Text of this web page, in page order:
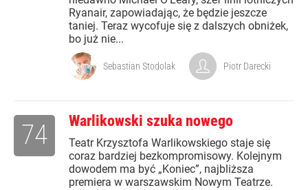
Ryanair, zapowiadając, że będzie jeszcze
taniej. Teraz wycofuje się z dalszych obniżek,
bo już nie...
Sebastian Stodolak Piotr Darecki
Warlikowski szuka nowego
Teatr Krzysztofa Warlikowskiego staje się
coraz bardziej bezkompromisowy. Kolejnym
dowodem ma być „Koniec”, najbliższa
premiera w warszawskim Nowym Teatrze.
74